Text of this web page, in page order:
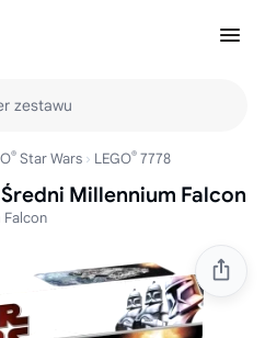
zestawu
® Star Wars LEGO® 7778
Millennium Falcon
Falcon